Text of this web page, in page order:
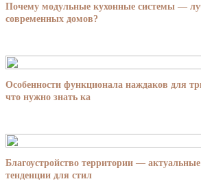
Почему модульные кухонные системы —
современных домов?
Особенности функционала наждаков для
что нужно знать ка
Благоустройство территории —
тенденции для стил